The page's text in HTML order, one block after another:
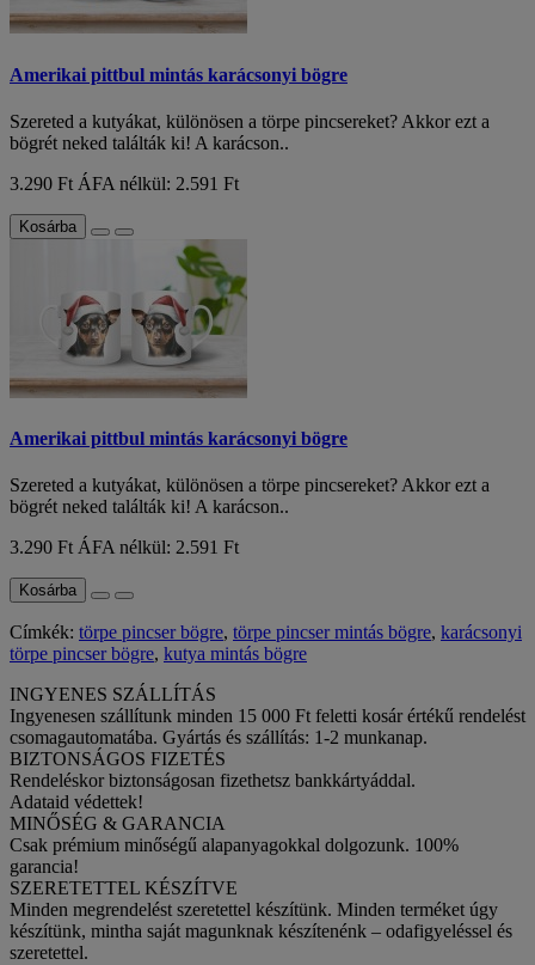
Amerikai pittbul mintás karácsonyi bögre
Szereted a kutyákat, különösen a törpe pincsereket? Akkor ezt a
bögrét neked találták ki! A karácson..
3.290 Ft ÁFA nélkül: 2.591 Ft
Kosárba
Amerikai pittbul mintás karácsonyi bögre
Szereted a kutyákat, különösen a törpe pincsereket? Akkor ezt a
bögrét neked találták ki! A karácson..
3.290 FtÁFA nélkül: 2.591 Ft
Kosárba
Címkék: törpe pincser bögre, törpe pincser mintás bögre, karácsonyi
törpe pincser bögre, kutya mintás bögre
INGYENES SZÁLLÍTÁS
Ingyenesen szállítunk minden 15 000 Ft feletti kosár értékű rendelést
csomagautomatába. Gyártás és szállítás: 1-2 munkanap.
BIZTONSÁGOS FIZETÉS
Rendeléskor biztonságosan fizethetsz bankkártyáddal.
Adataid védettek!
MINŐSÉG & GARANCIA
Csak prémium minőségű alapanyagokkal dolgozunk. 100%
garancia!
SZERETETTEL KÉSZÍTVE
Minden megrendelést szeretettel készítünk. Minden terméket úgy
készítünk, mintha saját magunknak készítenénk – odafigyeléssel és
szeretettel.